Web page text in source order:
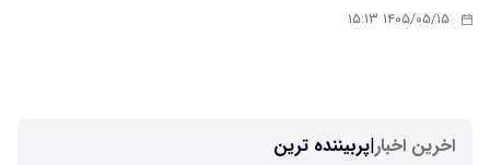
۱۴۰۵/۰۵/۱۵ ۱۵:۱۳
اخرین اخبار|پربیننده ترین